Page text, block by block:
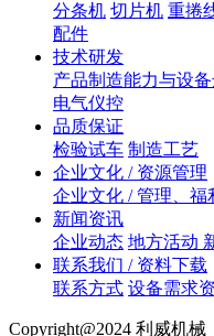
分条机 切片机 重捲
配件
技术研发
产品制造能力与设
电气仪控
品质保证
检验试车 制造工艺
企业文化 / 资源管理
企业文化 / 管理、福
新闻资讯
企业动态 地方活动
联系我们 / 资料下载
联系方式 设备需求
Copyright@2024 利威机